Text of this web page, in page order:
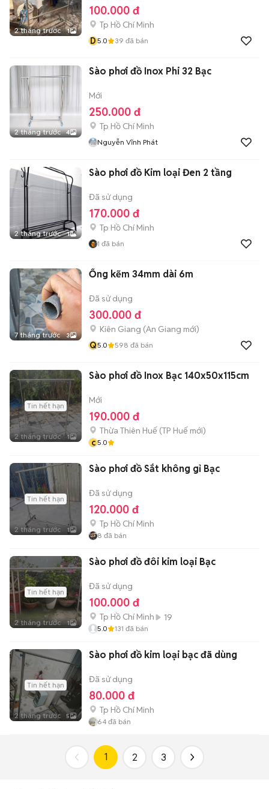
2 tháng trước 1
100.000 đ
Tp Hồ Chí Minh
D5.0 39 đã bán
2 tháng trước 4
Sào phơi đồ Inox Phi 32 Bạc
Mới
250.000 đ
Tp Hồ Chí Minh
Nguyễn Vĩnh Phát
2 tháng trước 1
Sào phơi đồ Kim loại Đen 2 tầng
Đã sử dụng
170.000 đ
Tp Hồ Chí Minh
1 đã bán
7 tháng trước 3
Ống kẽm 34mm dài 6m
Đã sử dụng
300.000 đ
Kiên Giang (An Giang mới)
Q5.0 598 đã bán
Tin hết hạn
2 tháng trước 1
Sào phơi đồ Inox Bạc 140x50x115cm
Mới
190.000 đ
Thừa Thiên Huế (TP Huế mới)
c 5.0
Tin hết hạn
2 tháng trước 1
Sào phơi đồ Sắt không gỉ Bạc
Đã sử dụng
120.000 đ
Tp Hồ Chí Minh
8 đã bán
Tin hết hạn
2 tháng trước 1
Sào phơi đồ đôi kim loại Bạc
Đã sử dụng
100.000 đ
Tp Hồ Chí Minh 19
5.0 131 đã bán
Tin hết hạn
2 tháng trước 5
Sào phơi đồ kim loại bạc đã dùng
Đã sử dụng
80.000 đ
Tp Hồ Chí Minh
64 đã bán
1 2 3